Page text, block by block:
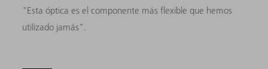
"Esta óptica es el componente más flexible que hemos
utilizado jamás".